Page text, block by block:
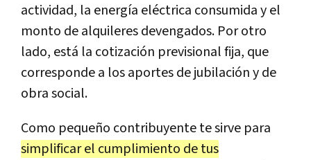
actividad, la energía eléctrica consumida y el
monto de alquileres devengados. Por otro
lado, está la cotización previsional fija, que
corresponde a los aportes de jubilación y de
obra social.
Como pequeño contribuyente te sirve para
simplificar el cumplimiento de tus